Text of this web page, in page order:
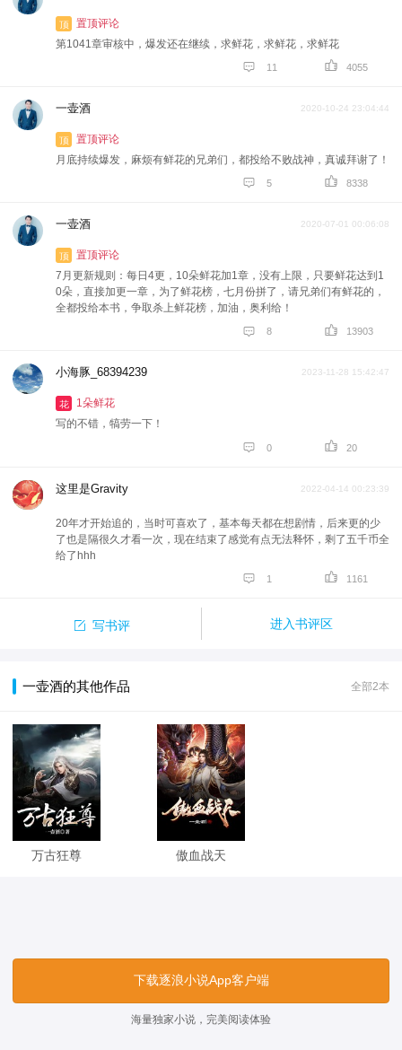
顶
置顶评论
第1041章审核中，爆发还在继续，求鲜花，求鲜花，求鲜花
 11  4055
一壶酒 2020-10-24 23:04:44
顶
置顶评论
月底持续爆发，麻烦有鲜花的兄弟们，都投给不败战神，真诚拜谢了！
 5  8338
一壶酒 2020-07-01 00:06:08
顶
置顶评论
7月更新规则：每日4更，10朵鲜花加1章，没有上限，只要鲜花达到1
0朵，直接加更一章，为了鲜花榜，七月份拼了，请兄弟们有鲜花的，
全都投给本书，争取杀上鲜花榜，加油，奥利给！
 8  13903
小海豚_68394239 2023-11-28 15:42:47
花
1朵鲜花
写的不错，犒劳一下！
 0  20
这里是Gravity 2022-04-14 00:23:39
20年才开始追的，当时可喜欢了，基本每天都在想剧情，后来更的少
了也是隔很久才看一次，现在结束了感觉有点无法释怀，剩了五千币全
给了hhh
 1  1161
 写书评 进入书评区
一壶酒的其他作品 全部2本
万古狂尊 傲血战天
下载逐浪小说App客户端
海量独家小说，完美阅读体验